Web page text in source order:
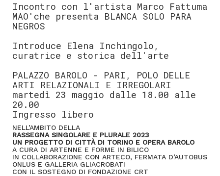
Incontro con l'artista Marco Fattuma
MAO'che presenta BLANCA SOLO PARA
NEGROS
Introduce Elena Inchingolo,
curatrice e storica dell'arte
PALAZZO BAROLO - PARI, POLO DELLE
ARTI RELAZIONALI E IRREGOLARI
martedì 23 maggio dalle 18.00 alle
20.00
Ingresso libero
NELL’AMBITO DELLA
RASSEGNA SINGOLARE E PLURALE 2023
UN PROGETTO DI CITTÀ DI TORINO E OPERA BAROLO
A CURA DI ARTENNE E FORME IN BILICO
IN COLLABORAZIONE CON ARTECO, FERMATA D’AUTOBUS
ONLUS E GALLERIA GLIACROBATI
CON IL SOSTEGNO DI FONDAZIONE CRT